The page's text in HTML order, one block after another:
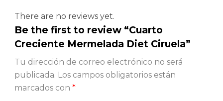
There are no reviews yet.
Be the first to review “Cuarto
Creciente Mermelada Diet Ciruela”
Tu dirección de correo electrónico no será
publicada. Los campos obligatorios están
marcados con *